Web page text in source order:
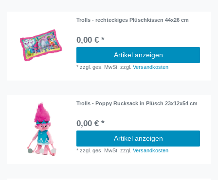
Trolls - rechteckiges Plüschkissen 44x26 cm
0,00 € *
Artikel anzeigen
*zzgl. ges. MwSt. zzgl.Versandkosten
Trolls - Poppy Rucksack in Plüsch 23x12x54 cm
0,00 € *
Artikel anzeigen
*zzgl. ges. MwSt. zzgl.Versandkosten